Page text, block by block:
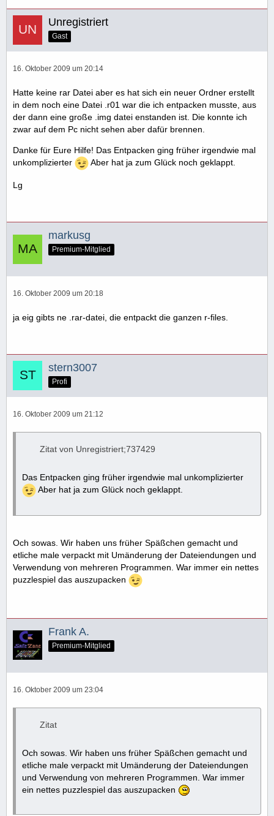
Unregistriert
Gast
16. Oktober 2009 um 20:14
Hatte keine rar Datei aber es hat sich ein neuer Ordner erstellt
in dem noch eine Datei .r01 war die ich entpacken musste, aus
der dann eine große .img datei enstanden ist. Die konnte ich
zwar auf dem Pc nicht sehen aber dafür brennen.
Danke für Eure Hilfe! Das Entpacken ging früher irgendwie mal
unkomplizierter
Aber hat ja zum Glück noch geklappt.
Lg
markusg
Premium-Mitglied
16. Oktober 2009 um 20:18
ja eig gibts ne .rar-datei, die entpackt die ganzen r-files.
stern3007
Profi
16. Oktober 2009 um 21:12
Zitat von Unregistriert;737429
Das Entpacken ging früher irgendwie mal unkomplizierter
Aber hat ja zum Glück noch geklappt.
Och sowas. Wir haben uns früher Späßchen gemacht und
etliche male verpackt mit Umänderung der Dateiendungen und
Verwendung von mehreren Programmen. War immer ein nettes
puzzlespiel das auszupacken
Frank A.
Premium-Mitglied
16. Oktober 2009 um 23:04
Zitat
Och sowas. Wir haben uns früher Späßchen gemacht und
etliche male verpackt mit Umänderung der Dateiendungen
und Verwendung von mehreren Programmen. War immer
ein nettes puzzlespiel das auszupacken